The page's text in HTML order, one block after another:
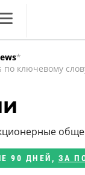
*
по ключевому
90 ДНЕЙ , ЗА